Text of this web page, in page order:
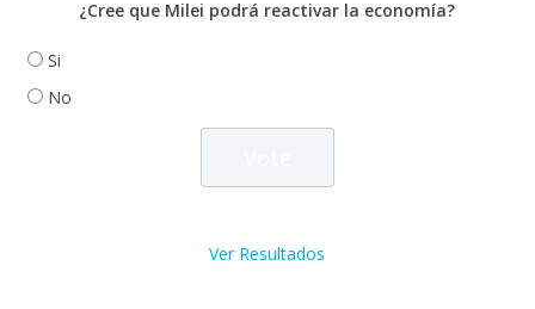
¿Cree que Milei podrá reactivar la economía?
Si
No
Ver Resultados